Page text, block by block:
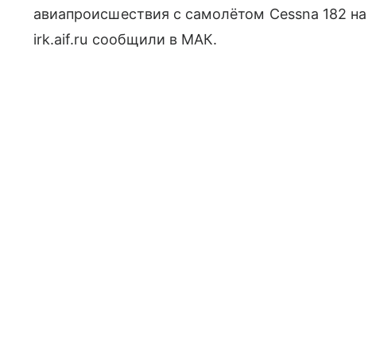
авиапроисшествия с самолётом Cessna 182
irk.aif.ru сообщили в МАК.